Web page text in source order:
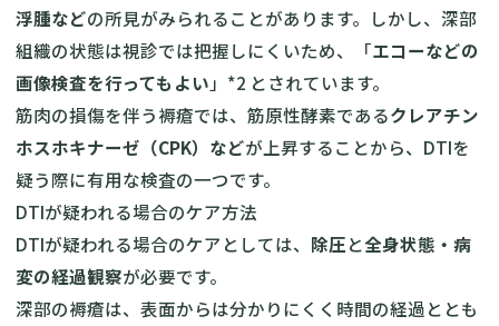
浮腫などの所見がみられることがあります。しかし、深部
組織の状態は視診では把握しにくいため、「エコーなどの
画像検査を行ってもよい 」*2 とされています。
筋肉の損傷を伴う褥瘡では、筋原性酵素であるクレアチン
ホスホキナーゼ（CPK）などが上昇することから、DTIを
疑う際に有用な検査の一つです。
DTIが疑われる場合のケア方法
DTIが疑われる場合のケアとしては、 除圧と全身状態・病
変の経過観察が必要です。
深部の褥瘡は、表面からは分かりにくく時間の経過ととも